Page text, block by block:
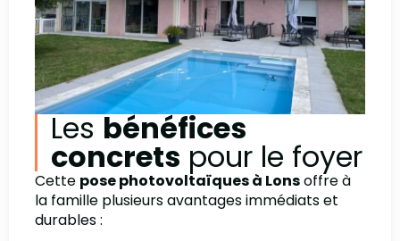
Les bénéfices
concrets pour le foyer
Cette pose photovoltaïques à Lonsoffre à
la famille plusieurs avantages immédiats et
durables :